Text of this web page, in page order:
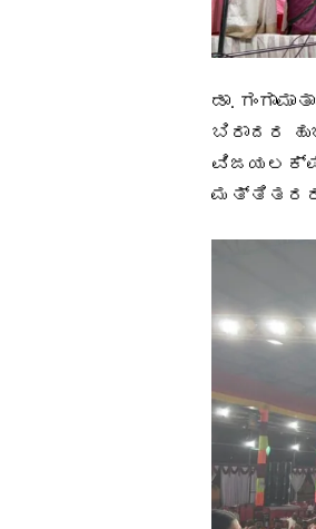
ಡಾ.
ಬಿರಾದರ
ಮತ್ತಿತರರು